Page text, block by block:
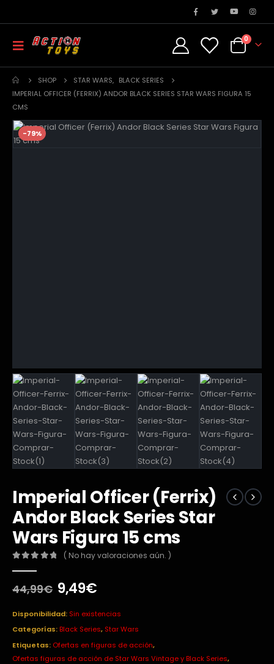
0
SHOP STAR WARS, BLACK SERIES
IMPERIAL OFFICER (FERRIX) ANDOR BLACK SERIES STAR WARS FIGURA 15
CMS
-79%
Imperial Officer (Ferrix)
Andor Black Series Star
Wars Figura 15 cms
( No hay valoraciones aún. )
44,99€ El
precio
original
era:
44,99€.
9,49€El
actual
es:
9,49€.
Disponibilidad: Sin existencias
Categorías:Black Series, Star Wars
Etiquetas: Ofertas en figuras de acción,
Ofertas figuras de acción de Star Wars Vintage y Black Series,